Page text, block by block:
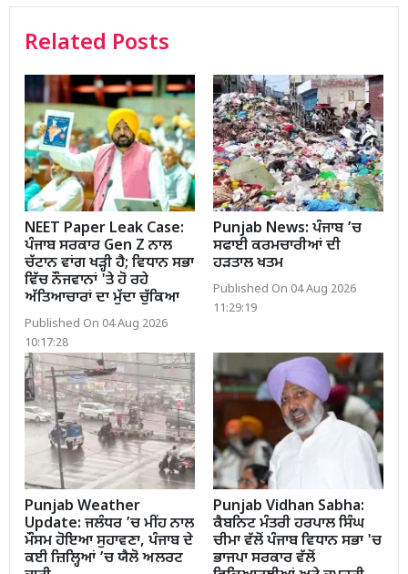
Related Posts
NEET Paper Leak Case:
ਪੰਜਾਬ ਸਰਕਾਰ Gen Z ਨਾਲ
ਚੱਟਾਨ ਵਾਂਗ ਖੜ੍ਹੀ ਹੈ; ਵਿਧਾਨ ਸਭਾ
ਵਿੱਚ ਨੌਜਵਾਨਾਂ 'ਤੇ ਹੋ ਰਹੇ
ਅੱਤਿਆਚਾਰਾਂ ਦਾ ਮੁੱਦਾ ਚੁੱਕਿਆ
Published On 04 Aug 2026
10:17:28
Punjab News: ਪੰਜਾਬ ’ਚ
ਸਫਾਈ ਕਰਮਚਾਰੀਆਂ ਦੀ
ਹੜਤਾਲ ਖਤਮ
Published On 04 Aug 2026
11:29:19
Punjab Weather
Update: ਜਲੰਧਰ ’ਚ ਮੀਂਹ ਨਾਲ
ਮੌਸਮ ਹੋਇਆ ਸੁਹਾਵਣਾ, ਪੰਜਾਬ ਦੇ
ਕਈ ਜ਼ਿਲ੍ਹਿਆਂ ’ਚ ਯੈਲੋ ਅਲਰਟ
Punjab Vidhan Sabha:
ਕੈਬਨਿਟ ਮੰਤਰੀ ਹਰਪਾਲ ਸਿੰਘ
ਚੀਮਾ ਵੱਲੋਂ ਪੰਜਾਬ ਵਿਧਾਨ ਸਭਾ 'ਚ
ਭਾਜਪਾ ਸਰਕਾਰ ਵੱਲੋਂ